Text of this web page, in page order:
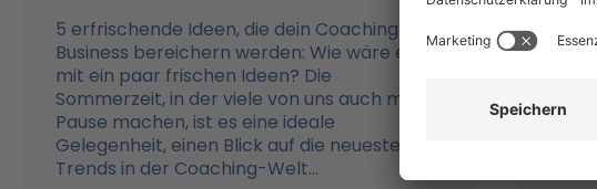
5 erfrischende Ideen, die dein Coaching
Business bereichern werden: Wie wäre es
mit ein paar frischen Ideen? Die
Sommerzeit, in der viele von uns auch mal
Pause machen, ist es eine ideale
Gelegenheit, einen Blick auf die neuesten
Trends in der Coaching-Welt...
20.